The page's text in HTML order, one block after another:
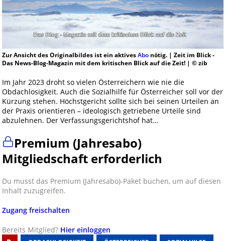
Zur Ansicht des Originalbildes ist ein aktivesAbonötig. | Zeit im Blick -
Das News-Blog-Magazin mit dem kritischen Blick auf die Zeit! | © zib
Im Jahr 2023 droht so vielen Österreichern wie nie die
Obdachlosigkeit. Auch die Sozialhilfe für Österreicher soll vor der
Kürzung stehen. Höchstgericht sollte sich bei seinen Urteilen an
der Praxis orientieren – ideologisch getriebene Urteile sind
abzulehnen. Der Verfassungsgerichtshof hat…
Premium (Jahresabo)
Mitgliedschaft erforderlich
Du musst das Premium (Jahresabo)-Paket buchen, um auf diesen
Inhalt zuzugreifen.
Zugang freischalten
Bereits Mitglied? Hier einloggen